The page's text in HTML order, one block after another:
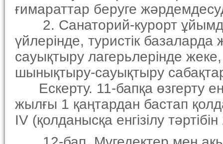
ғимараттар беруге
2. Санаторий-курорт
үйлерiнде, туристiк
сауықтыру лагерьлерiнде
шынықтыру-сауықтыру
Ескерту. 11-бапқа өзгерту
жылғы 1 қаңтардан бастап
IV (қолданысқа енгiзiлу